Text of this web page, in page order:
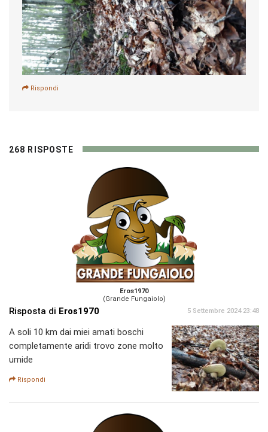
Rispondi
268 RISPOSTE
Eros1970
(Grande Fungaiolo)
Risposta di Eros1970 5 Settembre 2024 23:48
A soli 10 km dai miei amati boschi
completamente aridi trovo zone molto
umide
Rispondi